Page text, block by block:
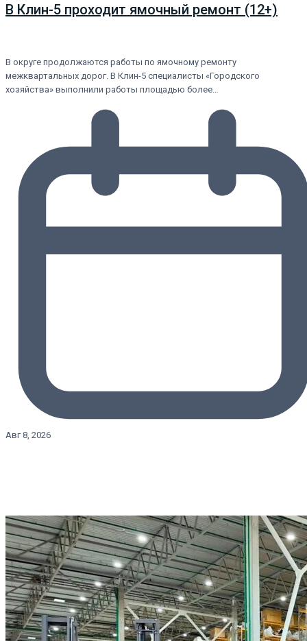
В Клин-5 проходит ямочный ремонт (12+)
В округе продолжаются работы по ямочному ремонту
межквартальных дорог. В Клин-5 специалисты «Городского
хозяйства» выполнили работы площадью более…
Авг 8, 2026